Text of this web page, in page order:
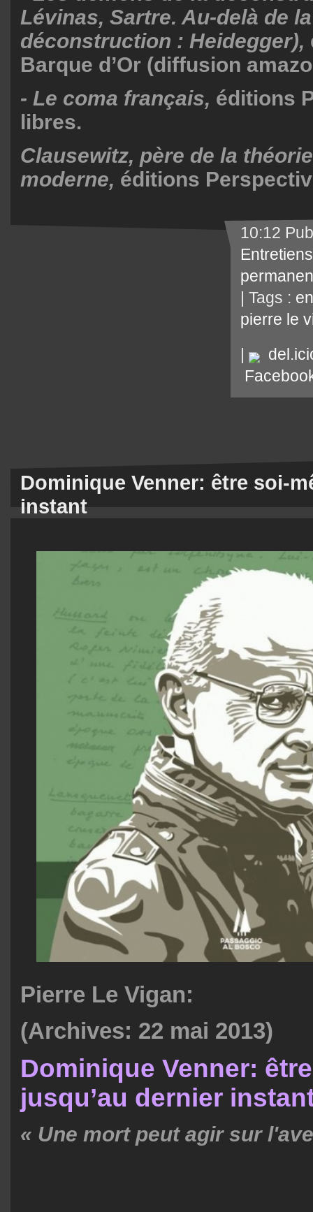
Lévinas, Sartre. Au-delà de la
déconstruction : Heidegger),
Barque d’Or (diffusion
- Le coma français, éditions
libres.
Clausewitz, père de la
moderne, éditions
10:12
Entretiens
| Tags :
pierre le
Dominique Venner: être soi-
instant
Pierre Le Vigan:
(Archives: 22 mai 2013)
Dominique Venner:
jusqu’au dernier
« Une mort peut agir sur